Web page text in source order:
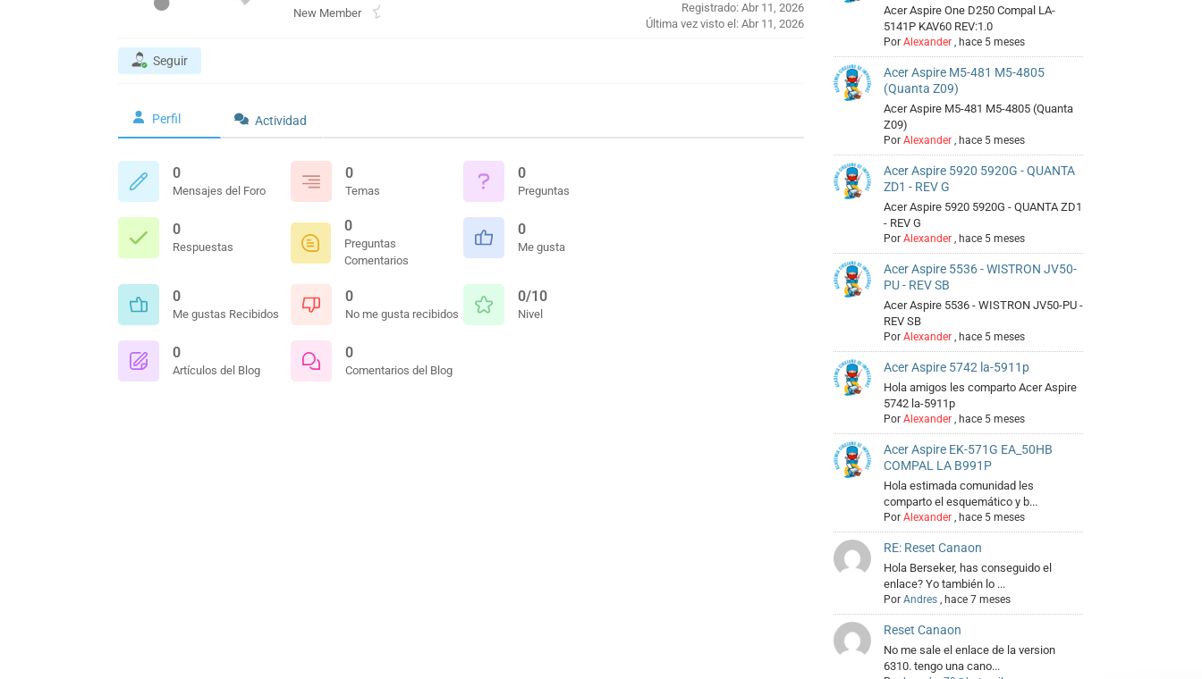
New Member
Registrado: Abr 11, 2026
Última vez visto el: Abr 11, 2026
Seguir
Perfil Actividad
0
Mensajes del Foro
0
Temas
0
Preguntas
0
Respuestas
0
Preguntas
Comentarios
0
Me gusta
0
Me gustas Recibidos
0
No me gusta recibidos
0/10
Nivel
0
Artículos del Blog
0
Comentarios del Blog
Acer Aspire One D250 Compal LA-
5141P KAV60 REV:1.0
Por Alexander, hace 5 meses
Acer Aspire M5-481 M5-4805
(Quanta Z09)
Acer Aspire M5-481 M5-4805 (Quanta
Z09)
Por Alexander, hace 5 meses
Acer Aspire 5920 5920G - QUANTA
ZD1 - REV G
Acer Aspire 5920 5920G - QUANTA ZD1
- REV G
Por Alexander, hace 5 meses
Acer Aspire 5536 - WISTRON JV50-
PU - REV SB
Acer Aspire 5536 - WISTRON JV50-PU -
REV SB
Por Alexander, hace 5 meses
Acer Aspire 5742 la-5911p
Hola amigos les comparto Acer Aspire
5742 la-5911p
Por Alexander, hace 5 meses
Acer Aspire EK-571G EA_50HB
COMPAL LA B991P
Hola estimada comunidad les
comparto el esquemático y b...
Por Alexander, hace 5 meses
RE: Reset Canaon
Hola Berseker, has conseguido el
enlace? Yo también lo ...
Por Andres, hace 7 meses
Reset Canaon
No me sale el enlace de la version
6310. tengo una cano...